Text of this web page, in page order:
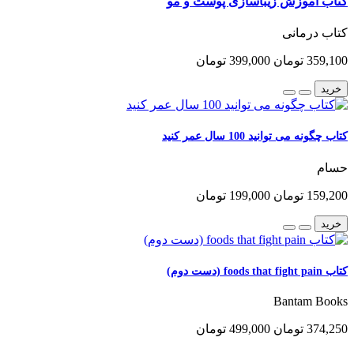
کتاب درمانی
359,100 تومان 399,000 تومان
خرید
کتاب چگونه می توانید 100 سال عمر کنید
حسام
159,200 تومان 199,000 تومان
خرید
کتاب foods that fight pain (دست دوم)
Bantam Books
374,250 تومان 499,000 تومان